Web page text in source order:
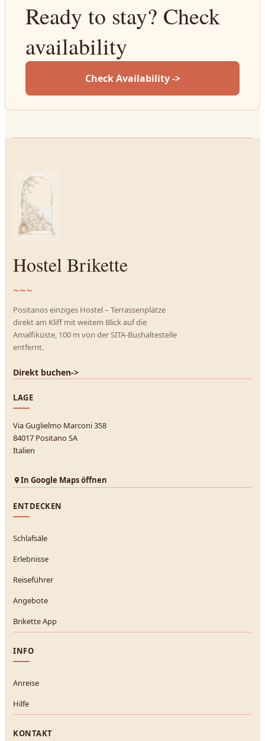
Ready to stay? Check
availability
Check Availability ->
Hostel Brikette
~~~
Positanos einziges Hostel – Terrassenplätze
direkt am Kliff mit weitem Blick auf die
Amalfiküste, 100 m von der SITA-Bushaltestelle
entfernt.
Direkt buchen->
LAGE
Via Guglielmo Marconi 358
84017 Positano SA
Italien
In Google Maps öffnen
ENTDECKEN
Schlafsäle
Erlebnisse
Reiseführer
Angebote
Brikette App
INFO
Anreise
Hilfe
KONTAKT